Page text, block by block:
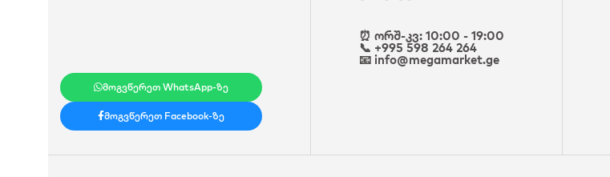
მოგვწერეთ WhatsApp-ზე
მოგვწერეთ Facebook-ზე
⏰ ორშ-კვ: 10:00 - 19:00
📞 +995 598 264 264
📧 info@megamarket.ge